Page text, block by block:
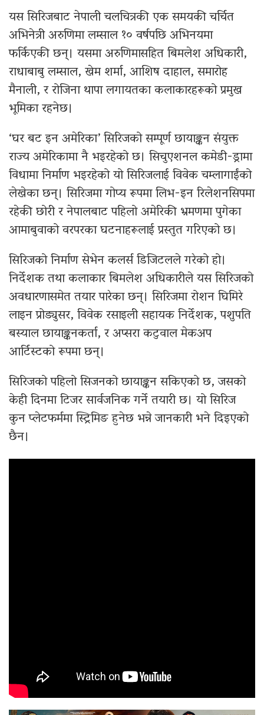
यस सिरिजबाट नेपाली चलचित्रकी एक समयकी चर्चित
अभिनेत्री अरुणिमा लम्साल १० वर्षपछि अभिनयमा
फर्किएकी छन्। यसमा अरुणिमासहित बिमलेश अधिकारी,
राधाबाबु लम्साल, खेम शर्मा, आशिष दाहाल, समारोह
मैनाली, र रोजिना थापा लगायतका कलाकारहरूको प्रमुख
भूमिका रहनेछ।
‘घर बट इन अमेरिका’ सिरिजको सम्पूर्ण छायाङ्कन संयुक्त
राज्य अमेरिकामा नै भइरहेको छ। सिचुएशनल कमेडी-ड्रामा
विधामा निर्माण भइरहेको यो सिरिजलाई विवेक चम्लागाईंको
लेखेका छन्। सिरिजमा गोप्य रूपमा लिभ-इन रिलेशनसिपमा
रहेकी छोरी र नेपालबाट पहिलो अमेरिकी भ्रमणमा पुगेका
आमाबुवाको वरपरका घटनाहरूलाई प्रस्तुत गरिएको छ।
सिरिजको निर्माण सेभेन कलर्स डिजिटलले गरेको हो।
निर्देशक तथा कलाकार बिमलेश अधिकारीले यस सिरिजको
अवधारणासमेत तयार पारेका छन्। सिरिजमा रोशन घिमिरे
लाइन प्रोड्युसर, विवेक रसाइली सहायक निर्देशक, पशुपति
बस्याल छायाङ्कनकर्ता, र अप्सरा कटुवाल मेकअप
आर्टिस्टको रूपमा छन्।
सिरिजको पहिलो सिजनको छायाङ्कन सकिएको छ, जसको
केही दिनमा टिजर सार्वजनिक गर्ने तयारी छ। यो सिरिज
कुन प्लेटफर्ममा स्ट्रिमिङ हुनेछ भन्ने जानकारी भने दिइएको
छैन।